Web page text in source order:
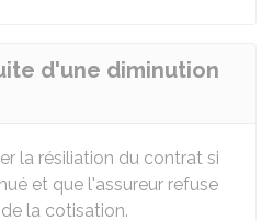
d'une diminution
la résiliation du contrat si
et que l'assureur refuse
la cotisation.